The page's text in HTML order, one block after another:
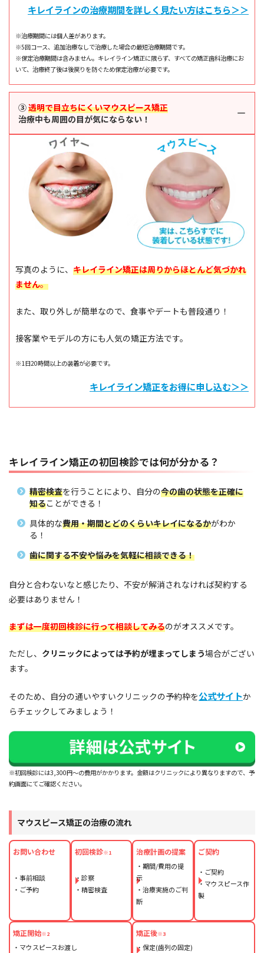
キレイラインの治療期間を詳しく見たい方はこちら＞＞
※治療期間には個人差があります。
※5回コース、追加治療なしで治療した場合の最短治療期間です。
※保定治療期間は含みません。キレイライン矯正に限らず、すべての矯正歯科治療にお
いて、治療終了後は後戻りを防ぐため保定治療が必要です。
③透明で目立ちにくいマウスピース矯正
治療中も周囲の目が気にならない！
写真のように、 キレイライン矯正は周りからほとんど気づかれ
ません。
また、取り外しが簡単なので、食事やデートも普段通り！
接客業やモデルの方にも人気の矯正方法です。
※1日20時間以上の装着が必要です。
キレイライン矯正をお得に申し込む＞＞
キレイライン矯正の初回検診では何が分かる？
精密検査を行うことにより、自分の今の歯の状態を正確に
知ることができる！
具体的な費用・期間とどのくらいキレイになるかがわか
る！
歯に関する不安や悩みを気軽に相談できる！
自分と合わないなと感じたり、不安が解消されなければ契約する
必要はありません！
まずは一度初回検診に行って相談してみるのがオススメです。
ただし、 クリニックによっては予約が埋まってしまう場合がござい
ます。
そのため、自分の通いやすいクリニックの予約枠を公式サイトか
らチェックしてみましょう！
※初回検診には3,300円～の費用がかかります。金額はクリニックにより異なりますので、予
約画面にてご確認ください。
マウスピース矯正の治療の流れ
お問い合わせ
・事前相談
・ご予約
初回検診※1
・診察
・精密検査
治療計画の提案
・期間/費用の提
示
・治療実施のご判
断
ご契約
・ご契約
・マウスピース作
製
矯正開始※2
・マウスピースお渡し
矯正後※3
・保定(歯列の固定)